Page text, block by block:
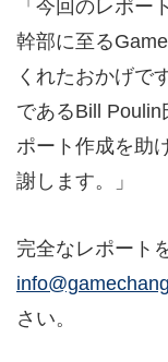
「今回のレポー
幹部に至る
くれたおかげで
であるBill
ポート作成を助
謝します。」
完全なレポート
さい。